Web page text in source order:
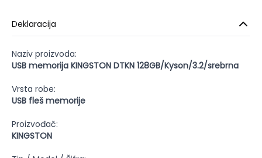
Deklaracija
Naziv proizvoda:
USB memorija KINGSTON DTKN 128GB/Kyson/3.2/srebrna
Vrsta robe:
USB fleš memorije
Proizvođač:
KINGSTON